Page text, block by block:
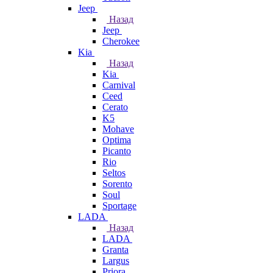
Jeep
Назад
Jeep
Cherokee
Kia
Назад
Kia
Carnival
Ceed
Cerato
K5
Mohave
Optima
Picanto
Rio
Seltos
Sorento
Soul
Sportage
LADA
Назад
LADA
Granta
Largus